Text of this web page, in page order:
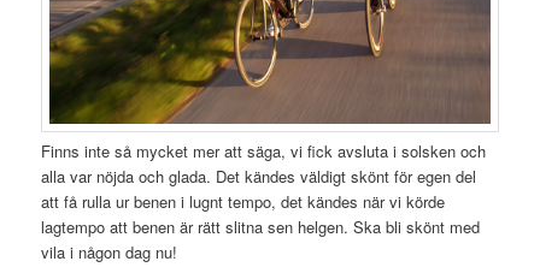
Finns inte så mycket mer att säga, vi fick avsluta i solsken och
alla var nöjda och glada. Det kändes väldigt skönt för egen del
att få rulla ur benen i lugnt tempo, det kändes när vi körde
lagtempo att benen är rätt slitna sen helgen. Ska bli skönt med
vila i någon dag nu!